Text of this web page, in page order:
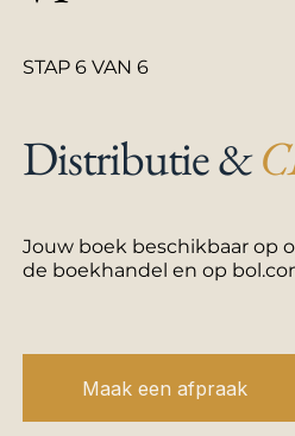
STAP 6 VAN 6
Distributie &
Jouw boek beschikbaar op
de boekhandel en op
Maak een afpraak